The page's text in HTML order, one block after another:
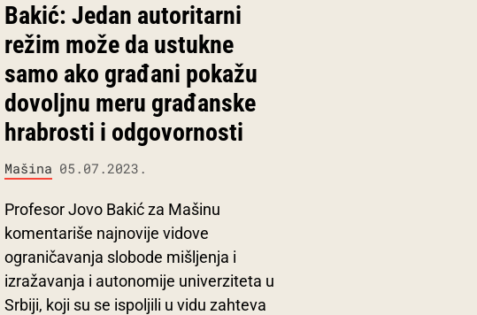
Bakić: Jedan autoritarni
režim može da ustukne
samo ako građani pokažu
dovoljnu meru građanske
hrabrosti i odgovornosti
Mašina 05.07.2023.
Profesor Jovo Bakić za Mašinu
komentariše najnovije vidove
ograničavanja slobode mišljenja i
izražavanja i autonomije univerziteta u
Srbiji, koji su se ispoljili u vidu zahteva